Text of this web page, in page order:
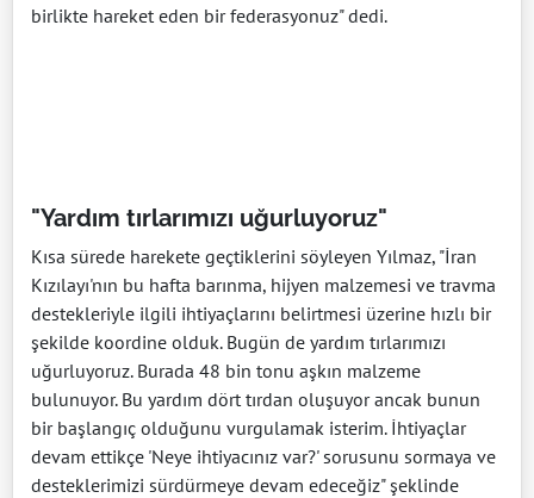
birlikte hareket eden bir federasyonuz" dedi.
"Yardım tırlarımızı uğurluyoruz"
Kısa sürede harekete geçtiklerini söyleyen Yılmaz, "İran
Kızılayı'nın bu hafta barınma, hijyen malzemesi ve travma
destekleriyle ilgili ihtiyaçlarını belirtmesi üzerine hızlı bir
şekilde koordine olduk. Bugün de yardım tırlarımızı
uğurluyoruz. Burada 48 bin tonu aşkın malzeme
bulunuyor. Bu yardım dört tırdan oluşuyor ancak bunun
bir başlangıç olduğunu vurgulamak isterim. İhtiyaçlar
devam ettikçe 'Neye ihtiyacınız var?' sorusunu sormaya ve
desteklerimizi sürdürmeye devam edeceğiz" şeklinde